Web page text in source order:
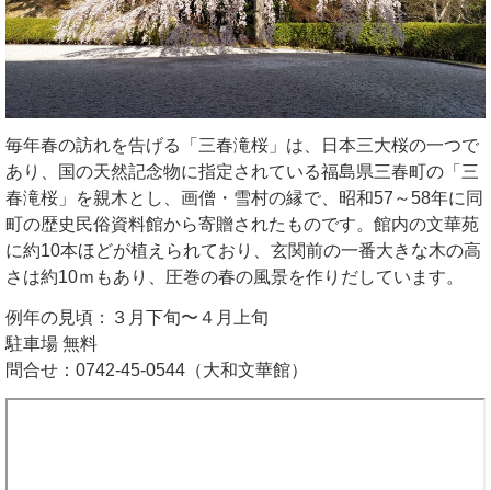
毎年春の訪れを告げる「三春滝桜」は、日本三大桜の一つで
あり、国の天然記念物に指定されている福島県三春町の「三
春滝桜」を親木とし、画僧・雪村の縁で、昭和57～58年に同
町の歴史民俗資料館から寄贈されたものです。館内の文華苑
に約10本ほどが植えられており、玄関前の一番大きな木の高
さは約10ｍもあり、圧巻の春の風景を作りだしています。
例年の見頃：３月下旬〜４月上旬
駐車場 無料
問合せ：0742-45-0544（大和文華館）